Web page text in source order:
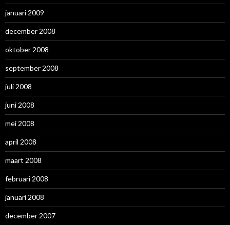
januari 2009
december 2008
oktober 2008
september 2008
juli 2008
juni 2008
mei 2008
april 2008
maart 2008
februari 2008
januari 2008
december 2007